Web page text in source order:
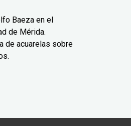
Baeza en el
de Mérida.
de acuarelas sobre